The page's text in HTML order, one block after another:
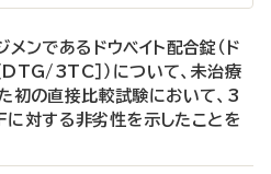
メンであるドウベイト配合錠（ド
DTG/3TC］）について、未治療
初の直接比較試験において、3
対する非劣性を示したことを